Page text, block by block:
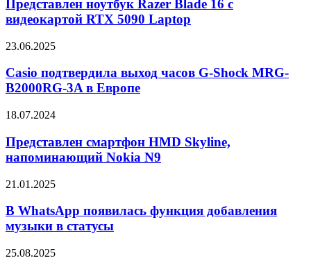
16
Blade
16
видеокартой
5090
Laptop
Представлен ноутбук Razer Blade 16 с
видеокартой RTX 5090 Laptop
Casio
выход
часов
G-
MRG-
3A
в
23.06.2025
Casio подтвердила выход часов G-Shock MRG-
B2000RG-3A в Европе
Представлен
HMD
Skyline,
напоминающий
N9
18.07.2024
Представлен смартфон HMD Skyline,
напоминающий Nokia N9
В
появилась
добавления
в
21.01.2025
В WhatsApp появилась функция добавления
музыки в статусы
Casio
25.08.2025